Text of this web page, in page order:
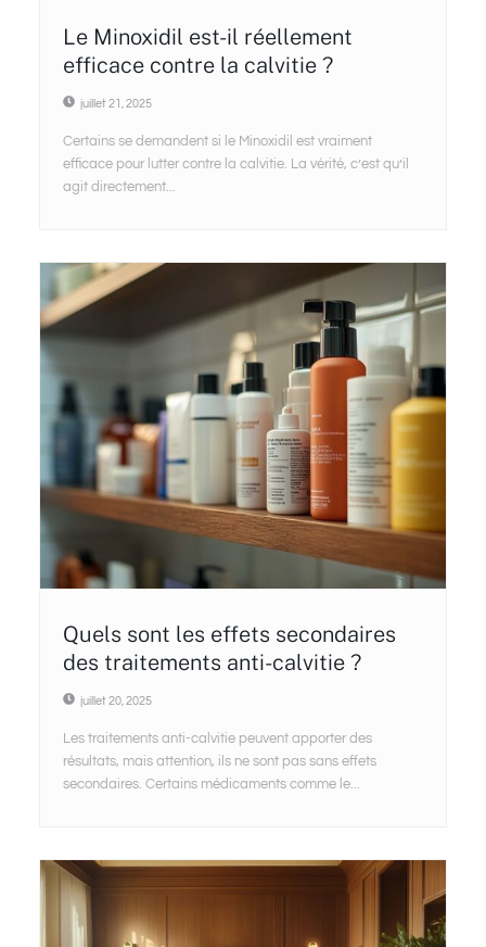
Le Minoxidil est-il réellement
efficace contre la calvitie ?
juillet 21, 2025
Certains se demandent si le Minoxidil est vraiment
efficace pour lutter contre la calvitie. La vérité, c’est qu’il
agit directement...
Quels sont les effets secondaires
des traitements anti-calvitie ?
juillet 20, 2025
Les traitements anti-calvitie peuvent apporter des
résultats, mais attention, ils ne sont pas sans effets
secondaires. Certains médicaments comme le...